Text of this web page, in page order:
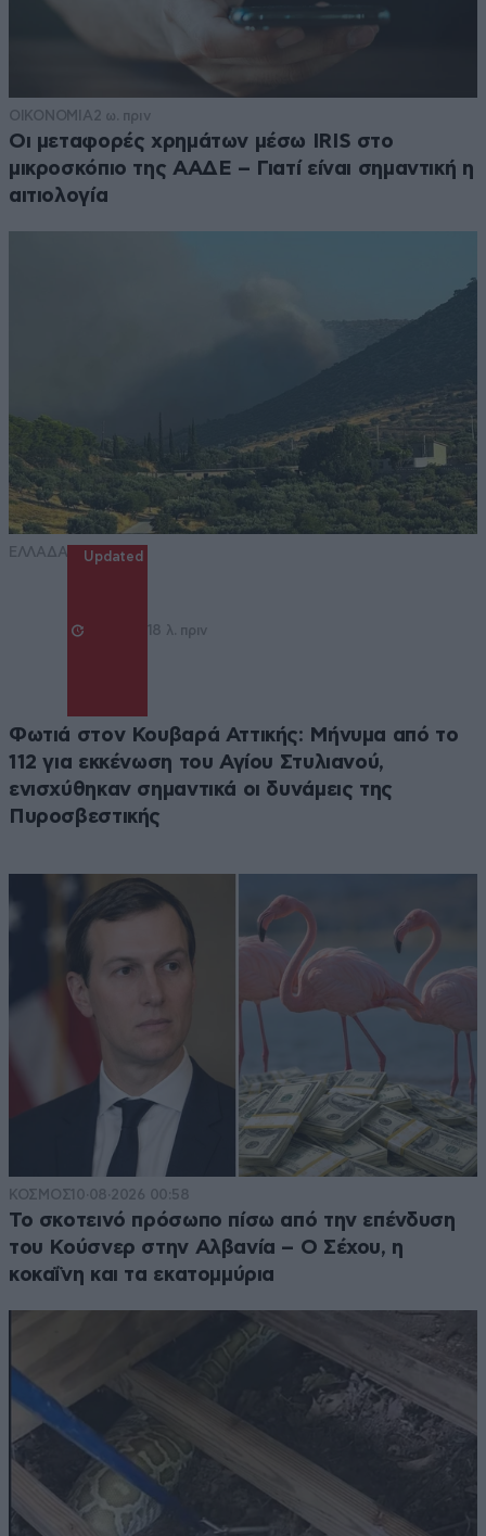
ΟΙΚΟΝΟΜΙΑ2 ω. πριν
Οι μεταφορές χρημάτων μέσω IRIS στο
μικροσκόπιο της ΑΑΔΕ – Γιατί είναι σημαντική η
αιτιολογία
ΕΛΛΑΔΑ Updated
18 λ. πριν
Φωτιά στον Κουβαρά Αττικής: Μήνυμα από το
112 για εκκένωση του Αγίου Στυλιανού,
ενισχύθηκαν σημαντικά οι δυνάμεις της
Πυροσβεστικής
ΚΟΣΜΟΣ10·08·2026 00:58
Το σκοτεινό πρόσωπο πίσω από την επένδυση
του Κούσνερ στην Αλβανία – Ο Σέχου, η
κοκαΐνη και τα εκατομμύρια